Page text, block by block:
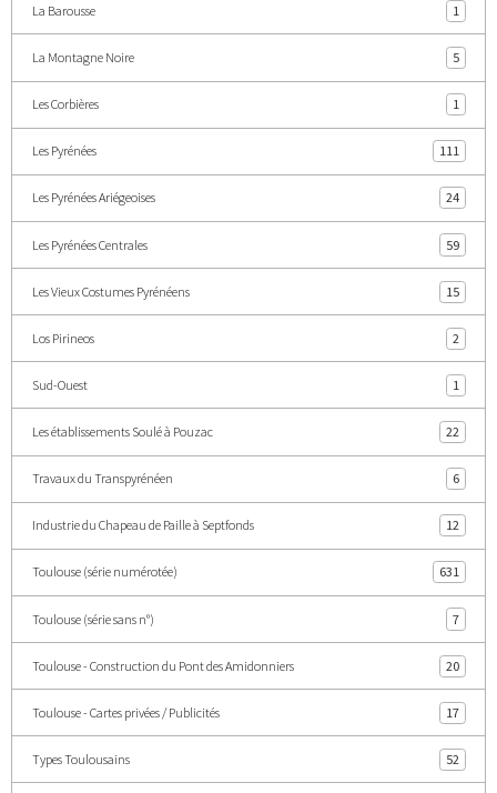
La Barousse 1
La Montagne Noire 5
Les Corbières 1
Les Pyrénées 111
Les Pyrénées Ariégeoises 24
Les Pyrénées Centrales 59
Les Vieux Costumes Pyrénéens 15
Los Pirineos 2
Sud-Ouest 1
Les établissements Soulé à Pouzac 22
Travaux du Transpyrénéen 6
Industrie du Chapeau de Paille à Septfonds 12
Toulouse (série numérotée) 631
Toulouse (série sans n°) 7
Toulouse - Construction du Pont des Amidonniers 20
Toulouse - Cartes privées / Publicités 17
Types Toulousains 52